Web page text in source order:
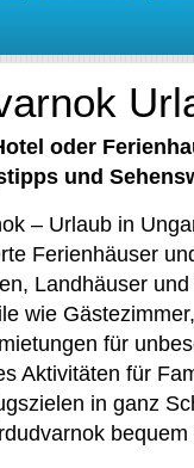
oder
und
– Urlaub in
Ferienhäuser
Landhäuser und
wie
für
Aktivitäten für
in ganz